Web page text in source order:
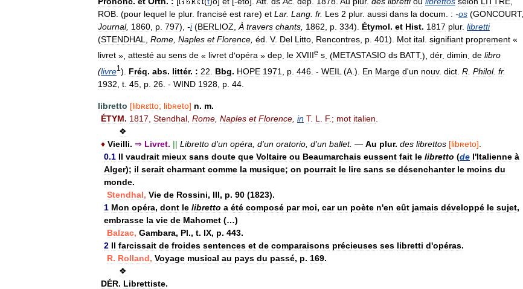
ROB . (pour lequel le plur. francisé est rare) et Lar. Lang fr. Les 2 plur. aussi dans la docum : -os (GONCOURT,
Journal, 1860 p 797), -i (BERLIOZ À travers chants 1862 p 334). Étymol. et Hist. 1817 plur. libretti
(STENDHAL Rome Naples et Florence éd V. Del Litto Rencontres p 401). Mot ital signifiant proprement «
livret », attesté au sens de « livret d'opéra » dep le XVIIIe s . (METASTASIO ds BATT.), dér. dimin de libro
(livre1 ). Fréq. abs. littér. : 22 Bbg. HOPE 1971 p 446 . - WEIL (A .). En Marge d'un nouv. dict R Philol. fr.
1932 t 45 p 26 . - WIND 1928 p 44
libretto [libʀɛtto; libʀeto] n. m.
ÉTYM. 1817 Stendhal Rome Naples et Florence in T. L F.; mot italien
❖
♦ Vieilli. ⇒ Livret. || Libretto d'un opéra d'un oratorio d'un ballet. — Au plur. des librettos [libʀeto]
0.1 Il vaudrait mieux sans doute que Voltaire ou Beaumarchais eussent fait le libretto (de l'Italienne à
Alger); il serait charmant comme la musique; on pourrait le lire sans se désenchanter le moins du
monde.
Stendhal, Vie de Rossini, III, p. 90 (1823).
1 Mon opéra, dont le libretto a été composé par moi, car un poète n'en eût jamais développé le sujet,
embrasse la vie de Mahomet (…)
Balzac, Gambara, Pl., t. IX, p. 443.
2 Il farcissait de froides sentences et de comparaisons précieuses ses libretti d'opéras.
R. Rolland, Voyage musical au pays du passé, p. 169.
❖
DÉR. Librettiste.